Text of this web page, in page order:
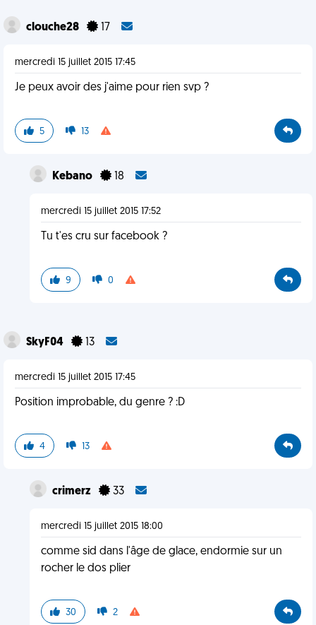
clouche28 17
mercredi 15 juillet 2015 17:45
Je peux avoir des j'aime pour rien svp ?
5 13
Kebano 18
mercredi 15 juillet 2015 17:52
Tu t'es cru sur facebook ?
9 0
SkyF04 13
mercredi 15 juillet 2015 17:45
Position improbable, du genre ? :D
4 13
crimerz 33
mercredi 15 juillet 2015 18:00
comme sid dans l'âge de glace, endormie sur un
rocher le dos plier
30 2